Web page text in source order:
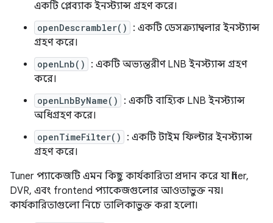
একটি প্লেব্যাক ইনস্ট্যান্স গ্রহণ করে।
openDescrambler()
: একটি ডেসক্র্যাম্বলার ইনস্ট্যান্স
গ্রহণ করে।
openLnb()
: একটি অভ্যন্তরীণ LNB ইনস্ট্যান্স গ্রহণ
করে।
openLnbByName()
: একটি বাহ্যিক LNB ইনস্ট্যান্স
অধিগ্রহণ করে।
openTimeFilter()
: একটি টাইম ফিল্টার ইনস্ট্যান্স
গ্রহণ করে।
Tuner প্যাকেজটি এমন কিছু কার্যকারিতা প্রদান করে যা filter,
DVR, এবং frontend প্যাকেজগুলোর আওতাভুক্ত নয়।
কার্যকারিতাগুলো নিচে তালিকাভুক্ত করা হলো।